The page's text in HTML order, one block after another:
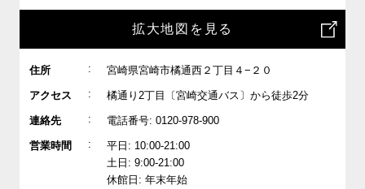
拡大地図を見る
住所 : 宮崎県宮崎市橘通西２丁目４−２０
アクセス : 橘通り2丁目〔宮崎交通バス〕から徒歩2分
連絡先 : 電話番号: 0120-978-900
営業時間 :
平日: 10:00-21:00
土日: 9:00-21:00
休館日: 年末年始